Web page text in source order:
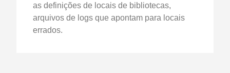
as definições de locais de bibliotecas,
arquivos de logs que apontam para locais
errados.